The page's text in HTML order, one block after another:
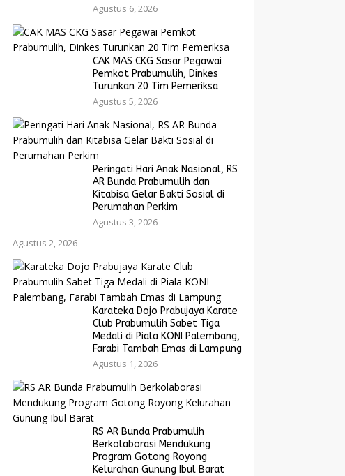
Agustus 6, 2026
CAK MAS CKG Sasar Pegawai
Pemkot Prabumulih, Dinkes
Turunkan 20 Tim Pemeriksa
Agustus 5, 2026
Peringati Hari Anak Nasional, RS
AR Bunda Prabumulih dan
Kitabisa Gelar Bakti Sosial di
Perumahan Perkim
Agustus 3, 2026
Agustus 2, 2026
Karateka Dojo Prabujaya Karate
Club Prabumulih Sabet Tiga
Medali di Piala KONI Palembang,
Farabi Tambah Emas di Lampung
Agustus 1, 2026
RS AR Bunda Prabumulih
Berkolaborasi Mendukung
Program Gotong Royong
Kelurahan Gunung Ibul Barat